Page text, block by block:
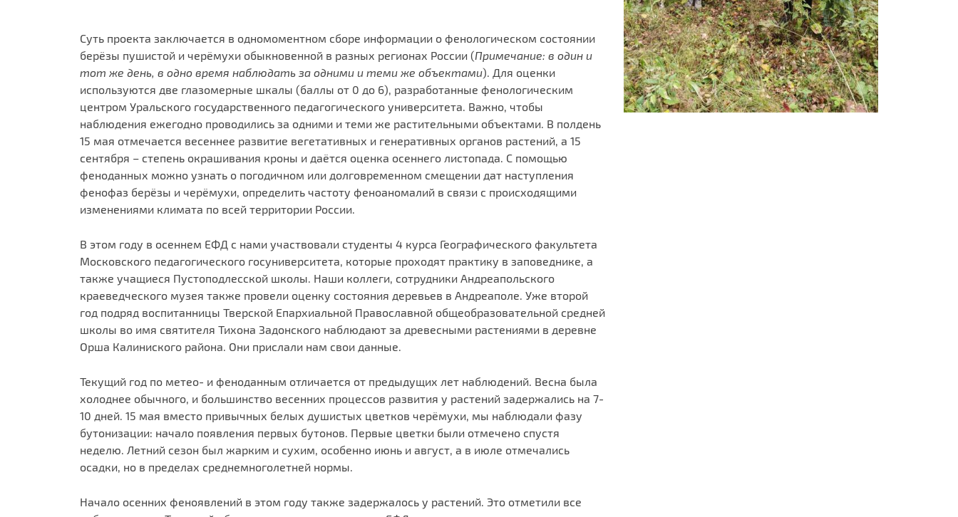
Суть проекта заключается в одномоментном сборе информации о фенологическом состоянии
берёзы пушистой и черёмухи обыкновенной в разных регионах России (Примечание: в один и
тот же день, в одно время наблюдать за одними и теми же объектами). Для оценки
используются две глазомерные шкалы (баллы от 0 до 6), разработанные фенологическим
центром Уральского государственного педагогического университета. Важно, чтобы
наблюдения ежегодно проводились за одними и теми же растительными объектами. В полдень
15 мая отмечается весеннее развитие вегетативных и генеративных органов растений, а 15
сентября – степень окрашивания кроны и даётся оценка осеннего листопада. С помощью
феноданных можно узнать о погодичном или долговременном смещении дат наступления
фенофаз берёзы и черёмухи, определить частоту феноаномалий в связи с происходящими
изменениями климата по всей территории России.
В этом году в осеннем ЕФД с нами участвовали студенты 4 курса Географического факультета
Московского педагогического госуниверситета, которые проходят практику в заповеднике, а
также учащиеся Пустоподлесской школы. Наши коллеги, сотрудники Андреапольского
краеведческого музея также провели оценку состояния деревьев в Андреаполе. Уже второй
год подряд воспитанницы Тверской Епархиальной Православной общеобразовательной средней
школы во имя святителя Тихона Задонского наблюдают за древесными растениями в деревне
Орша Калиниского района. Они прислали нам свои данные.
Текущий год по метео- и феноданным отличается от предыдущих лет наблюдений. Весна была
холоднее обычного, и большинство весенних процессов развития у растений задержались на 7-
10 дней. 15 мая вместо привычных белых душистых цветков черёмухи, мы наблюдали фазу
бутонизации: начало появления первых бутонов. Первые цветки были отмечено спустя
неделю. Летний сезон был жарким и сухим, особенно июнь и август, а в июле отмечались
осадки, но в пределах среднемноголетней нормы.
Начало осенних феноявлений в этом году также задержалось у растений. Это отметили все